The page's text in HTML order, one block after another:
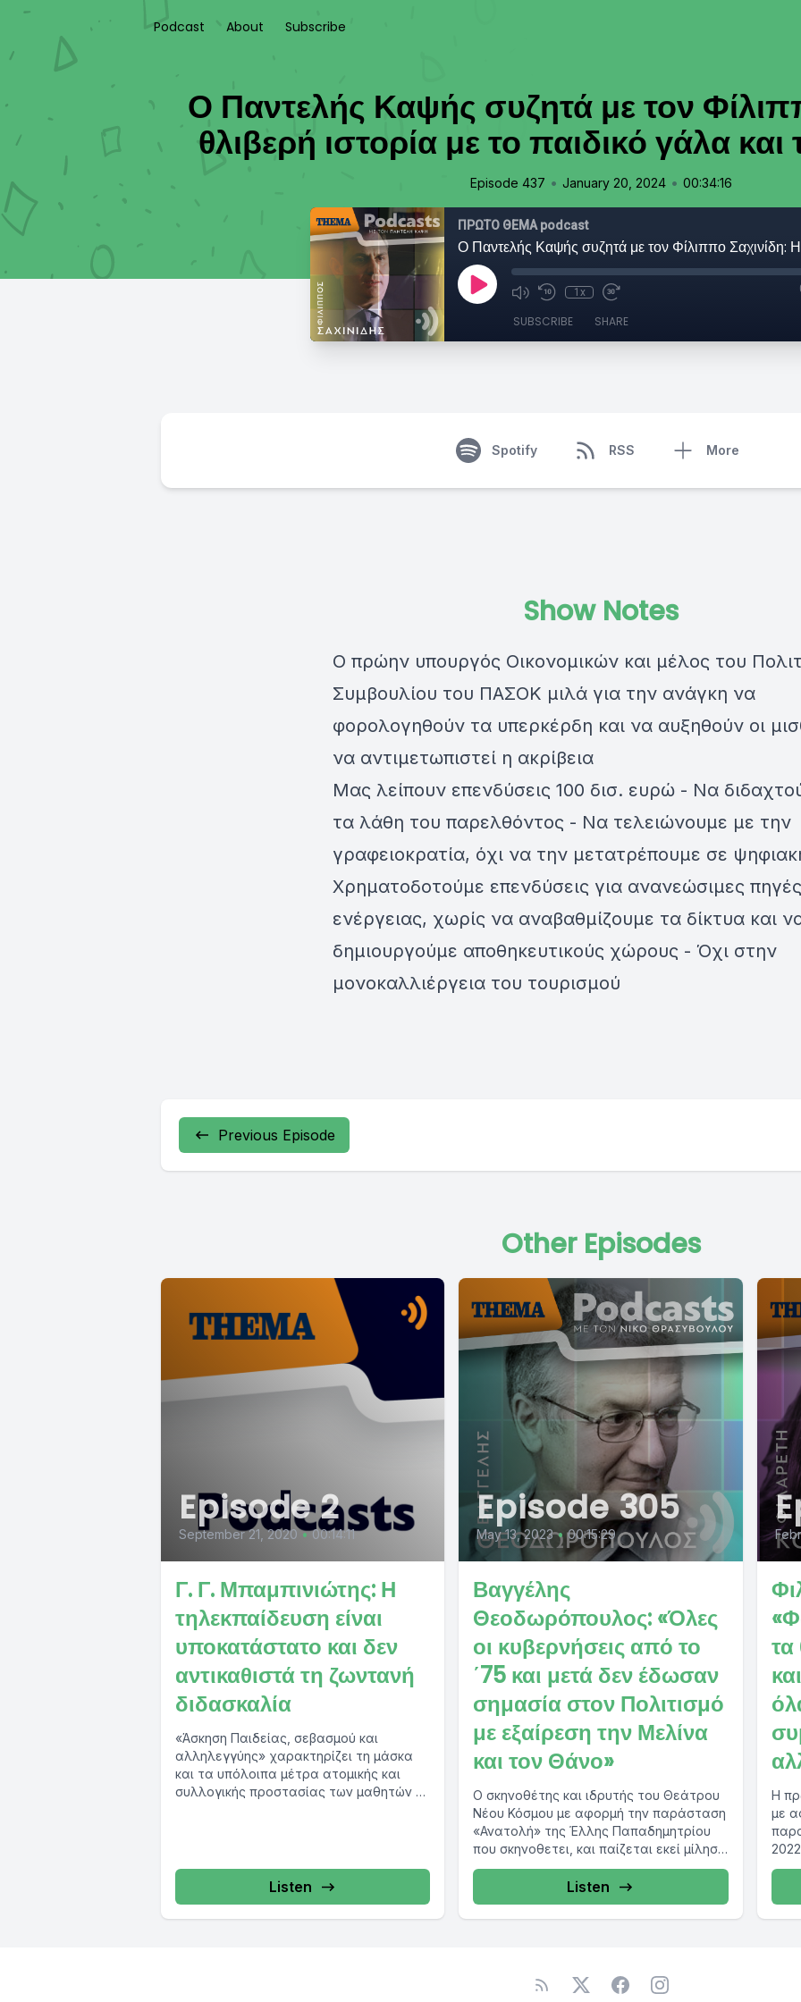
Podcast About Subscribe
Ο Παντελής Καψής συζητά με τον
θλιβερή ιστορία με το παιδικό γάλα
Episode 437 • January 20, 2024 • 00:34:16
ΠΡΩΤΟ ΘΕΜΑ podcast
1x
SUBSCRIBE SHARE
Spotify RSS More
Show Notes
Ο πρώην υπουργός Οικονομικών και μέλος του
Συμβουλίου του ΠΑΣΟΚ μιλά για την ανάγκη να
φορολογηθούν τα υπερκέρδη και να αυξηθούν οι
να αντιμετωπιστεί η ακρίβεια
Μας λείπουν επενδύσεις 100 δισ. ευρώ - Να
τα λάθη του παρελθόντος - Να τελειώνουμε με την
γραφειοκρατία, όχι να την μετατρέπουμε σε
Χρηματοδοτούμε επενδύσεις για ανανεώσιμες πηγές
ενέργειας, χωρίς να αναβαθμίζουμε τα δίκτυα και
δημιουργούμε αποθηκευτικούς χώρους - Όχι στην
μονοκαλλιέργεια του τουρισμού
Previous Episode
Other Episodes
Episode 2
September 21, 2020 • 00:14:11
Γ. Γ. Μπαμπινιώτης: Η
τηλεκπαίδευση είναι
υποκατάστατο και δεν
αντικαθιστά τη ζωντανή
διδασκαλία
«Άσκηση Παιδείας, σεβασμού και
αλληλεγγύης» χαρακτηρίζει τη μάσκα
και τα υπόλοιπα μέτρα ατομικής και
συλλογικής προστασίας των μαθητών ο
Listen
Episode 305
May 13, 2023 • 00:15:29
Βαγγέλης
Θεοδωρόπουλος: «Όλες
οι κυβερνήσεις από το
΄75 και μετά δεν έδωσαν
σημασία στον Πολιτισμό
με εξαίρεση την Μελίνα
και τον Θάνο»
Ο σκηνοθέτης και ιδρυτής του Θεάτρου
Νέου Κόσμου με αφορμή την παράσταση
«Ανατολή» της Έλλης Παπαδημητρίου
που σκηνοθετει, και παίζεται εκεί μίλησε
στο protothema.gr...
Listen
τα
Η
με